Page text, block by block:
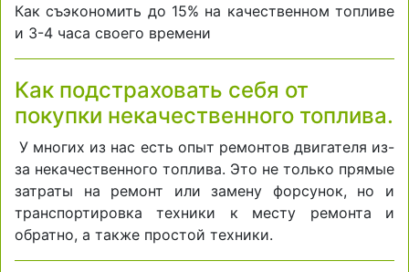
Как съэкономить до 15% на качественном топливе
и 3-4 часа своего времени
Как подстраховать себя от
покупки некачественного топлива.
У многих из нас есть опыт ремонтов двигателя из-
за некачественного топлива. Это не только прямые
затраты на ремонт или замену форсунок, но и
транспортировка техники к месту ремонта и
обратно, а также простой техники.